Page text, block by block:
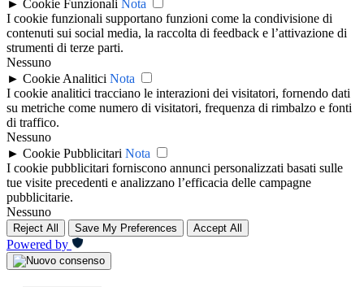
► Cookie Funzionali Nota
I cookie funzionali supportano funzioni come la condivisione di
contenuti sui social media, la raccolta di feedback e l’attivazione di
strumenti di terze parti.
Nessuno
► Cookie Analitici Nota
I cookie analitici tracciano le interazioni dei visitatori, fornendo dati
su metriche come numero di visitatori, frequenza di rimbalzo e fonti
di traffico.
Nessuno
► Cookie Pubblicitari Nota
I cookie pubblicitari forniscono annunci personalizzati basati sulle
tue visite precedenti e analizzano l’efficacia delle campagne
pubblicitarie.
Nessuno
Reject All Save My Preferences Accept All
Powered by